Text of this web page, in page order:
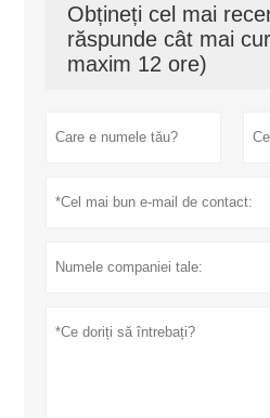
Obțineți cel mai
răspunde cât mai
maxim 12 ore)